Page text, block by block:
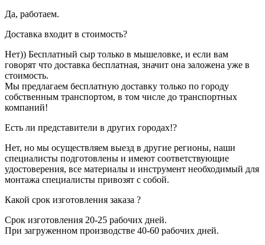
Да, работаем.
Доставка входит в стоимость?
Нет)) Бесплатный сыр только в мышеловке, и если вам
говорят что доставка бесплатная, значит она заложена уже в
стоимость.
Мы предлагаем бесплатную доставку только по городу
собственным транспортом, в том числе до транспортных
компаний!
Есть ли представители в других городах!?
Нет, но мы осуществляем выезд в другие регионы, наши
специалисты подготовлены и имеют соответствующие
удостоверения, все материалы и инструмент необходимый для
монтажа специалисты привозят с собой.
Какой срок изготовления заказа ?
Срок изготовления 20-25 рабочих дней.
При загруженном производстве 40-60 рабочих дней.